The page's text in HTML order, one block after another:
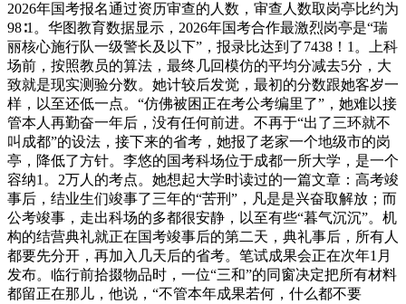
2026年国考报名通过资历审查的人数，审查人数取岗亭比约为
98∶1。华图教育数据显示，2026年国考合作最激烈岗亭是“瑞
丽核心施行队一级警长及以下”，报录比达到了7438！1。上科
场前，按照教员的算法，最终几回模仿的平均分减去5分，大
致就是现实测验分数。她计较后发觉，最初的分数跟她客岁一
样，以至还低一点。“仿佛被困正在考公考编里了”，她难以接
管本人再勤奋一年后，没有任何前进。不再于“出了三环就不
叫成都”的设法，接下来的省考，她报了老家一个地级市的岗
亭，降低了方针。李悠的国考科场位于成都一所大学，是一个
容纳1。2万人的考点。她想起大学时读过的一篇文章：高考竣
事后，结业生们竣事了三年的“苦刑”，凡是是兴奋取解放；而
公考竣事，走出科场的多都很安静，以至有些“暮气沉沉”。机
构的结营典礼就正在国考竣事后的第二天，典礼事后，所有人
都要先分开，再加入几天后的省考。笔试成果会正在次年1月
发布。临行前拾掇物品时，一位“三和”的同窗决定把所有材料
都留正在那儿，他说，“不管本年成果若何，什么都不要